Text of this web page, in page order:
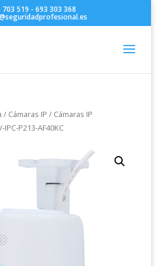
703 519 - 693 303 368
/ Cámaras IP / Cámaras IP
IPC-P213-AF40KC